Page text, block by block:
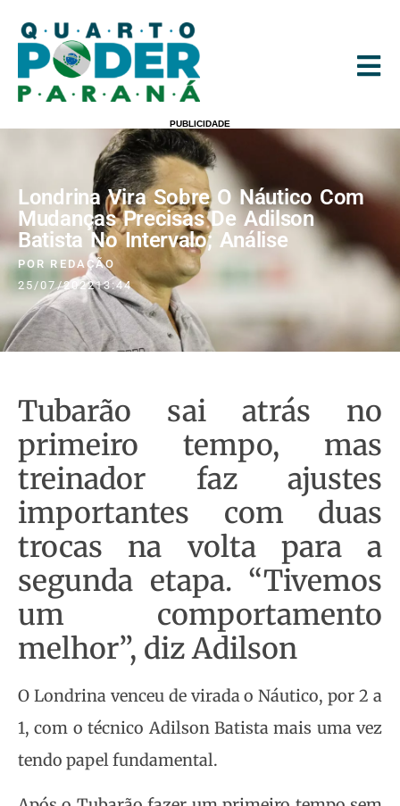
PUBLICIDADE
Londrina Vira Sobre O Náutico Com
Mudanças Precisas De Adilson
Batista No Intervalo; Análise
POR REDAÇÃO
25/07/202213:44
Tubarão sai atrás no
primeiro tempo, mas
treinador faz ajustes
importantes com duas
trocas na volta para a
segunda etapa. “Tivemos
um comportamento
melhor”, diz Adilson
O Londrina venceu de virada o Náutico, por 2 a
1, com o técnico Adilson Batista mais uma vez
tendo papel fundamental.